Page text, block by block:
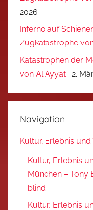
2026
Inferno auf
Zugkatastrophe
Katastrophen der
von Al Ayyat
2.
Navigation
Kultur, Erlebnis und
Kultur, Erlebnis
München – Tony
blind
Kultur, Erlebnis